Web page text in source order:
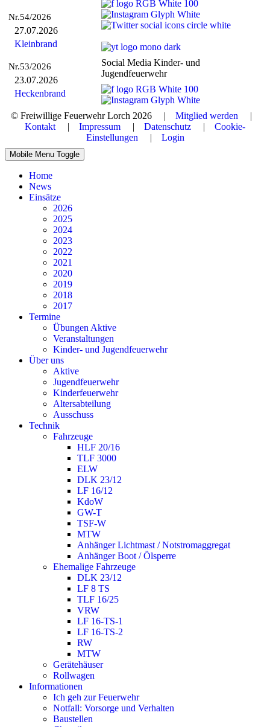
Nr.54/2026
27.07.2026
Kleinbrand
Nr.53/2026
23.07.2026
Heckenbrand
Social Media Kinder- und
Jugendfeuerwehr
© Freiwillige Feuerwehr Lorch 2026 | Mitglied werden |
Kontakt | Impressum | Datenschutz | Cookie-
Einstellungen | Login
Mobile Menu Toggle
Home
News
Einsätze
2026
2025
2024
2023
2022
2021
2020
2019
2018
2017
Termine
Übungen Aktive
Veranstaltungen
Kinder- und Jugendfeuerwehr
Über uns
Aktive
Jugendfeuerwehr
Kinderfeuerwehr
Altersabteilung
Ausschuss
Technik
Fahrzeuge
HLF 20/16
TLF 3000
ELW
DLK 23/12
LF 16/12
KdoW
GW-T
TSF-W
MTW
Anhänger Lichtmast / Notstromaggregat
Anhänger Boot / Ölsperre
Ehemalige Fahrzeuge
DLK 23/12
LF 8 TS
TLF 16/25
VRW
LF 16-TS-1
LF 16-TS-2
RW
MTW
Gerätehäuser
Rollwagen
Informationen
Ich geh zur Feuerwehr
Notfall: Vorsorge und Verhalten
Baustellen